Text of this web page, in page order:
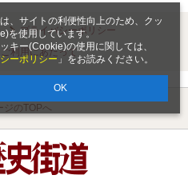
、サイトの利便性向上のため、クッ
を使用しています。
キー(Cookie)の使用に関しては、
ーポリシー 」をお読みください。
OK
プライバシーポリシー
利用にあたって
ジのTOPへ